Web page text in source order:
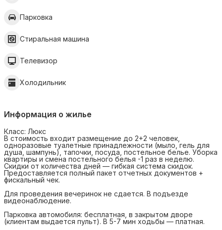
Парковка
Стиральная машина
Телевизор
Холодильник
Информация о жилье
Класс: Люкс
В стоимость входит размещение до 2+2 человек,
одноразовые туалетные принадлежности (мыло, гель для
душа, шампунь), тапочки, посуда, постельное белье. Уборка
квартиры и смена постельного белья -1 раз в неделю.
Cкидки от количества дней — гибкая система скидок.
Предоставляется полный пакет отчетных документов +
фискальный чек.
Для проведения вечеринок не сдается. В подъезде
видеонаблюдение.
Парковка автомобиля: бесплатная, в закрытом дворе
(клиентам выдается пульт). В 5-7 мин ходьбы — платная.